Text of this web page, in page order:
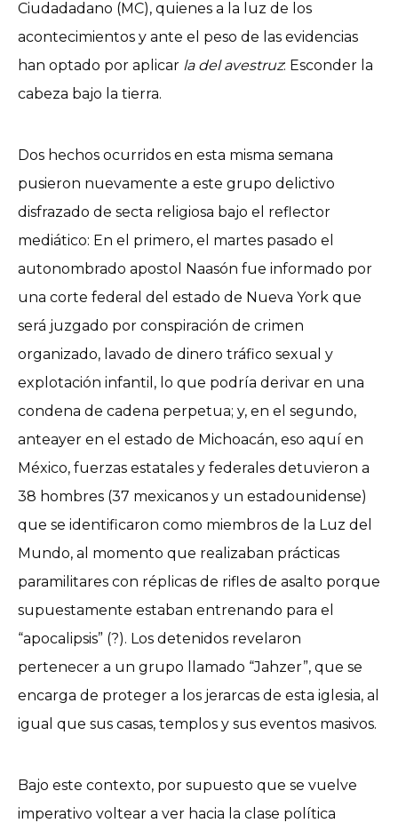
Ciudadadano (MC), quienes a la luz de los
acontecimientos y ante el peso de las evidencias
han optado por aplicar la del avestruz: Esconder la
cabeza bajo la tierra.
Dos hechos ocurridos en esta misma semana
pusieron nuevamente a este grupo delictivo
disfrazado de secta religiosa bajo el reflector
mediático: En el primero, el martes pasado el
autonombrado apostol Naasón fue informado por
una corte federal del estado de Nueva York que
será juzgado por conspiración de crimen
organizado, lavado de dinero tráfico sexual y
explotación infantil, lo que podría derivar en una
condena de cadena perpetua; y, en el segundo,
anteayer en el estado de Michoacán, eso aquí en
México, fuerzas estatales y federales detuvieron a
38 hombres (37 mexicanos y un estadounidense)
que se identificaron como miembros de la Luz del
Mundo, al momento que realizaban prácticas
paramilitares con réplicas de rifles de asalto porque
supuestamente estaban entrenando para el
“apocalipsis” (?). Los detenidos revelaron
pertenecer a un grupo llamado “Jahzer”, que se
encarga de proteger a los jerarcas de esta iglesia, al
igual que sus casas, templos y sus eventos masivos.
Bajo este contexto, por supuesto que se vuelve
imperativo voltear a ver hacia la clase política